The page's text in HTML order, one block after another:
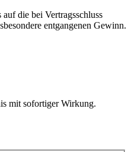
die bei Vertragsschluss
entgangenen Gewinn.
mit sofortiger Wirkung.